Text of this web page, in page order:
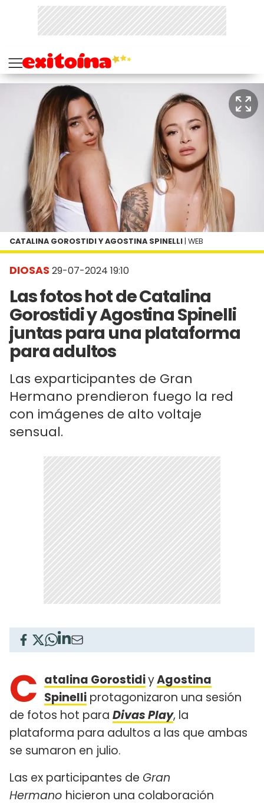
DIOSAS 29-07-2024 19:10
Las fotos hot de Catalina
Gorostidi y Agostina Spinelli
juntas para una plataforma
para adultos
Las exparticipantes de Gran
Hermano prendieron fuego la red
con imágenes de alto voltaje
sensual.
CATALINA GOROSTIDI Y AGOSTINA SPINELLI | WEB
C atalina GorostidiyAgostina
Spinelli protagonizaron una sesión
de fotos hot para Divas Play, la
plataforma para adultos a las que ambas
se sumaron en julio.
Las ex participantes de Gran
Hermano hicieron una colaboración